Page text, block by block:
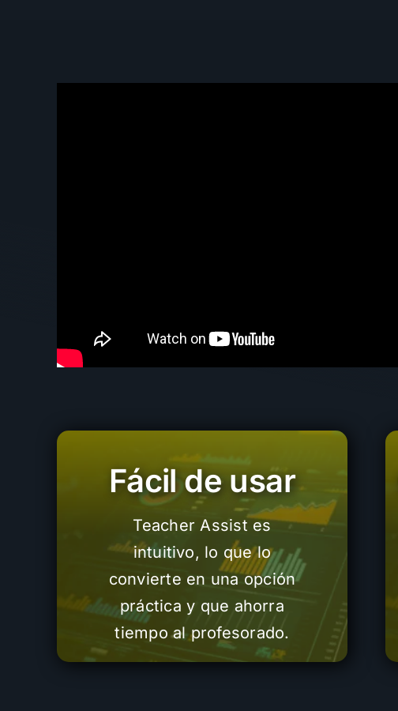
Fácil de usar
Teacher Assist es
intuitivo, lo que lo
convierte en una opción
práctica y que ahorra
tiempo al profesorado.